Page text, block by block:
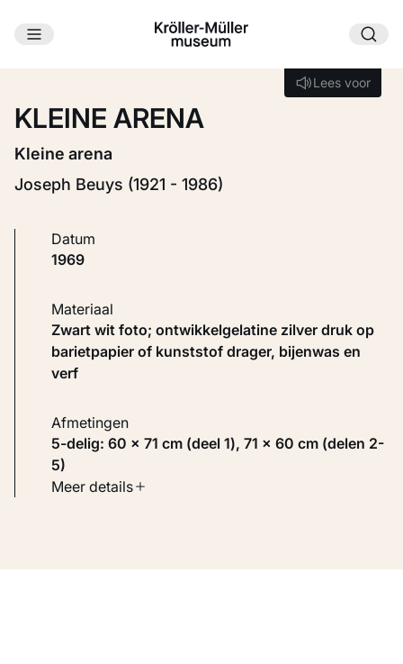
Ga naar hoofdinhoud
Lees voor
Lees voor
KLEINE ARENA
Kleine arena
Joseph Beuys (1921 - 1986)
Datum
1969
Materiaal
Zwart wit foto; ontwikkelgelatine zilver druk op
barietpapier of kunststof drager, bijenwas en
verf
Afmetingen
5-delig: 60 × 71 cm (deel 1), 71 × 60 cm (delen 2-
5)
Soort werk
Meer details